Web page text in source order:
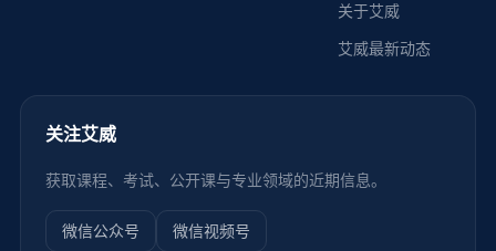
关于艾威
艾威最新动态
关注艾威
获取课程、考试、公开课与专业领域的近期信息。
微信公众号 微信视频号